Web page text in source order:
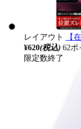
レイアウト
【
¥620(税込) 62ポ
限定数終了